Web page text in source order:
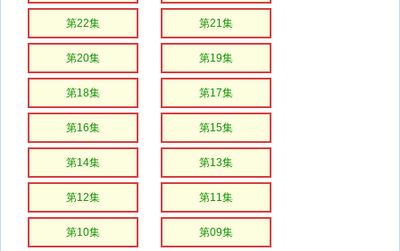
第22集 第21集
第20集 第19集
第18集 第17集
第16集 第15集
第14集 第13集
第12集 第11集
第10集 第09集